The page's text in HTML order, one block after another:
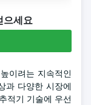
으세요
이려는 지속적인
과 다양한 시장에
적기 기술에 우선